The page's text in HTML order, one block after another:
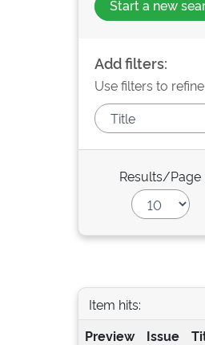
Start a new
Add filters:
Use filters to
Results/Page
Item hits:
Preview
Issue